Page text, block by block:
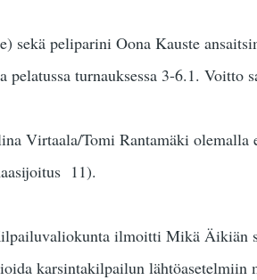
peliparini Oona Kauste
pelatussa turnauksessa 3-6.1. Voitto
Virtaala/Tomi Rantamäki olemalla
11).
ilmoitti Mikä Äikiän
karsintakilpailun lähtöasetelmiin